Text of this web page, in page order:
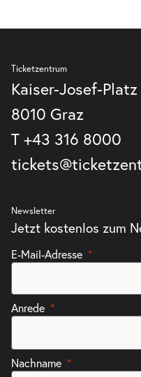
Ticketzentrum
Kaiser-Josef-Platz
8010 Graz
T +43 316 8000
Newsletter
Jetzt kostenlos zum
E-Mail-Adresse
Anrede
Nachname